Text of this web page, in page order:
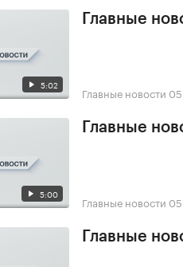
5:02
Главные
Главные новости
5:00
Главные
Главные новости
Главные